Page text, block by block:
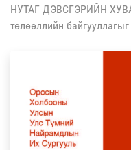
НУТАГ ДЭВСГЭРИЙН
төлөөллийн